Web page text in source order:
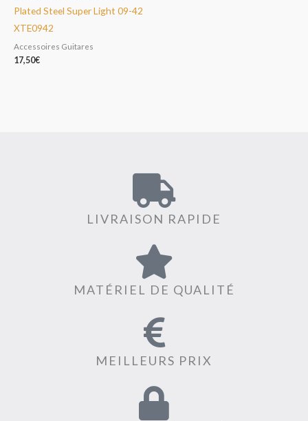
Plated Steel Super Light 09-42
XTE0942
Accessoires Guitares
17,50€
LIVRAISON RAPIDE
MATÉRIEL DE QUALITÉ
MEILLEURS PRIX